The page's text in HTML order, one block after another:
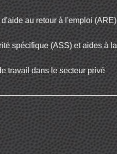
au retour à l'emploi (ARE)
spécifique (ASS) et aides à
travail dans le secteur privé